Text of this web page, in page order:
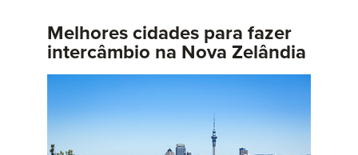
Melhores cidades para fazer
intercâmbio na Nova Zelândia